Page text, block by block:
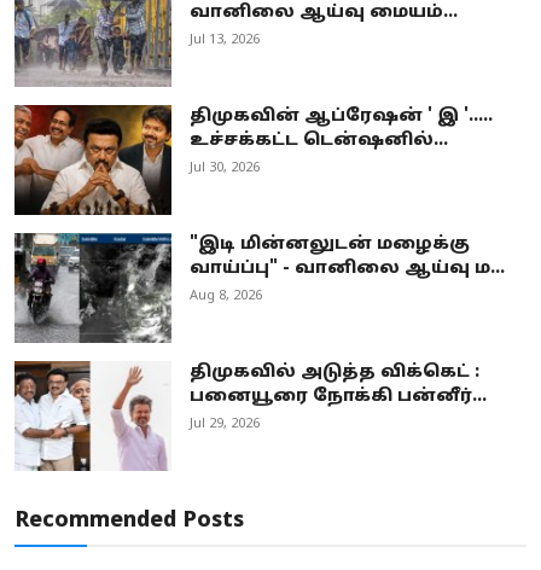
வானிலை ஆய்வு மையம்...
Jul 13, 2026
திமுகவின் ஆப்ரேஷன் ' இ '.....
உச்சக்கட்ட டென்ஷனில்...
Jul 30, 2026
"இடி மின்னலுடன் மழைக்கு
வாய்ப்பு" - வானிலை ஆய்வு ம...
Aug 8, 2026
திமுகவில் அடுத்த விக்கெட் :
பனையூரை நோக்கி பன்னீர்...
Jul 29, 2026
Recommended Posts